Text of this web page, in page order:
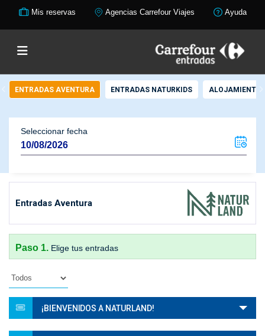
Mis reservas Agencias Carrefour Viajes Ayuda
ENTRADAS AVENTURA ENTRADAS NATURKIDS ALOJAMIENTO
Seleccionar fecha
Entradas Aventura
Paso 1. Elige tus entradas
¡BIENVENIDOS A NATURLAND!